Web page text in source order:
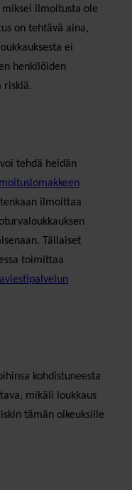
ilmoitusta ole
on tehtävä aina,
ei
henkilöiden
riskiä.
tehdä heidän
ilmoittaa
Tällaiset
toimittaa
kohdistuneesta
mikäli loukkaus
tämän oikeuksille